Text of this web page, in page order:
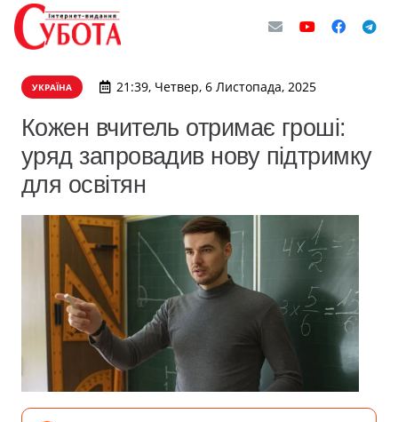
УКРАЇНА 21:39, Четвер, 6 Листопада, 2025
Кожен вчитель отримає гроші:
уряд запровадив нову підтримку
для освітян